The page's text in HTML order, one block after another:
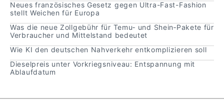
Neues französisches Gesetz gegen Ultra-Fast-Fashion
stellt Weichen für Europa
Was die neue Zollgebühr für Temu‑ und Shein‑Pakete für
Verbraucher und Mittelstand bedeutet
Wie KI den deutschen Nahverkehr entkomplizieren soll
Dieselpreis unter Vorkriegsniveau: Entspannung mit
Ablaufdatum